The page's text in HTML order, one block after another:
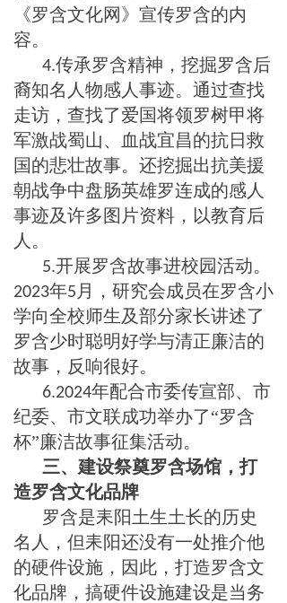
《罗含文化网》宣传罗含的内
容。
4.传承罗含精神，挖掘罗含后
裔知名人物感人事迹。通过查找
走访，查找了爱国将领罗树甲将
军激战蜀山、血战宜昌的抗日救
国的悲壮故事。还挖掘出抗美援
朝战争中盘肠英雄罗连成的感人
事迹及许多图片资料，以教育后
人。
5.开展罗含故事进校园活动。
2023年5 月，研究会成员在罗含小
学向全校师生及部分家长讲述了
罗含少时聪明好学与清正廉洁的
故事，反响很好。
6.2024年配合市委传宣部、市
纪委、市文联成功举办了“罗含
杯”廉洁故事征集活动。
三、 建设祭奠罗含场馆 ，打
造罗含文化品牌
罗含是耒阳土生土长的历史
名人，但耒阳还没有一处推介他
的硬件设施，因此，打造罗含文
化品牌，搞硬件设施建设是当务